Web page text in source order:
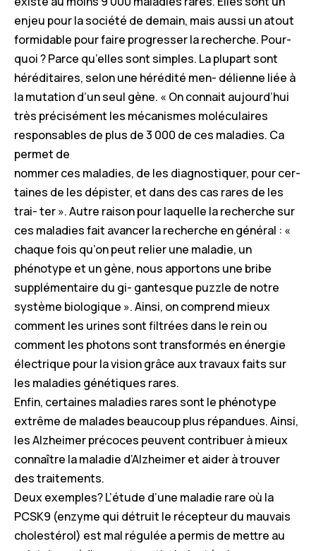
enjeu pour la société de demain, mais aussi un atout
formidable pour faire progresser la recherche. Pour-
quoi ? Parce qu’elles sont simples. La plupart sont
héréditaires, selon une hérédité men- délienne liée à
la mutation d’un seul gène. « On connait aujourd’hui
très précisément les mécanismes moléculaires
responsables de plus de 3 000 de ces maladies. Ca
permet de
nommer ces maladies, de les diagnostiquer, pour cer-
taines de les dépister, et dans des cas rares de les
trai- ter ». Autre raison pour laquelle la recherche sur
ces maladies fait avancer la recherche en général : «
chaque fois qu’on peut relier une maladie, un
phénotype et un gène, nous apportons une bribe
supplémentaire du gi- gantesque puzzle de notre
système biologique ». Ainsi, on comprend mieux
comment les urines sont filtrées dans le rein ou
comment les photons sont transformés en énergie
électrique pour la vision grâce aux travaux faits sur
les maladies génétiques rares.
Enfin, certaines maladies rares sont le phénotype
extrême de malades beaucoup plus répandues. Ainsi,
les Alzheimer précoces peuvent contribuer à mieux
connaître la maladie d’Alzheimer et aider à trouver
des traitements.
Deux exemples? L’étude d’une maladie rare où la
PCSK9 (enzyme qui détruit le récepteur du mauvais
cholestérol) est mal régulée a permis de mettre au